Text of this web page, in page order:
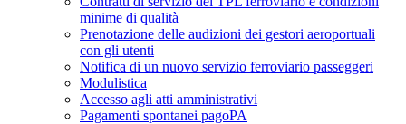
minime di qualità
Prenotazione delle audizioni dei gestori aeroportuali
con gli utenti
Notifica di un nuovo servizio ferroviario passeggeri
Modulistica
Accesso agli atti amministrativi
Pagamenti spontanei pagoPA